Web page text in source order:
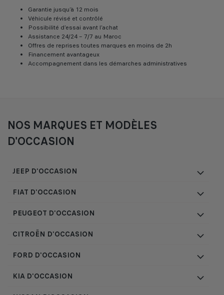
Garantie jusqu’à 12 mois
Véhicule révisé et contrôlé
Possibilité d’essai avant l’achat
Assistance 24/24 – 7/7 au Maroc
Offres de reprises toutes marques en moins de 2h
Financement avantageux
Accompagnement dans les démarches administratives
NOS MARQUES ET MODÈLES
D'OCCASION
JEEP D'OCCASION
FIAT D'OCCASION
PEUGEOT D'OCCASION
CITROËN D'OCCASION
FORD D'OCCASION
KIA D'OCCASION